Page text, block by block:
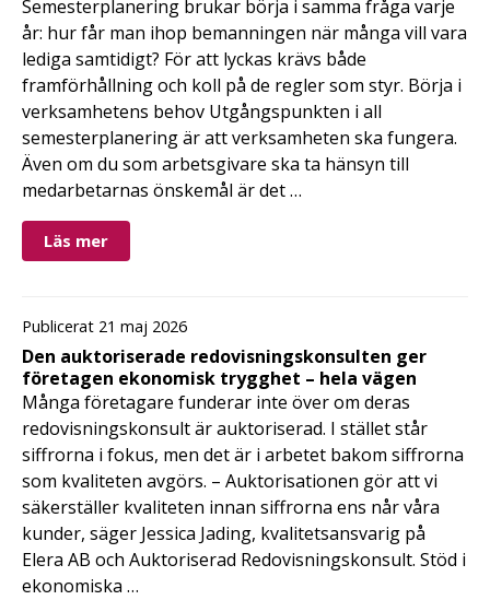
Semesterplanering brukar börja i samma fråga varje
år: hur får man ihop bemanningen när många vill vara
lediga samtidigt? För att lyckas krävs både
framförhållning och koll på de regler som styr. Börja i
verksamhetens behov Utgångspunkten i all
semesterplanering är att verksamheten ska fungera.
Även om du som arbetsgivare ska ta hänsyn till
medarbetarnas önskemål är det …
Läs mer
Publicerat 21 maj 2026
Den auktoriserade redovisningskonsulten ger
företagen ekonomisk trygghet – hela vägen
Många företagare funderar inte över om deras
redovisningskonsult är auktoriserad. I stället står
siffrorna i fokus, men det är i arbetet bakom siffrorna
som kvaliteten avgörs. – Auktorisationen gör att vi
säkerställer kvaliteten innan siffrorna ens når våra
kunder, säger Jessica Jading, kvalitetsansvarig på
Elera AB och Auktoriserad Redovisningskonsult. Stöd i
ekonomiska …